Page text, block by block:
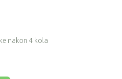
nakon 4 kola